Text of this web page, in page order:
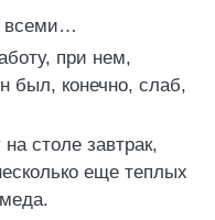
всеми…
при нем,
был, конечно, слаб,
столе завтрак,
еще теплых